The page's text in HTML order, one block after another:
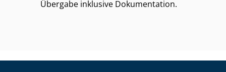
Übergabe inklusive Dokumentation.